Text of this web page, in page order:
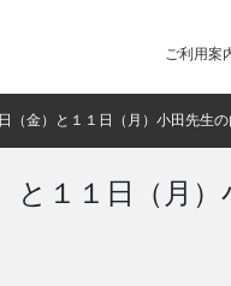
ご利用案
（金）と１１日（月）小田先生
と１１日（月